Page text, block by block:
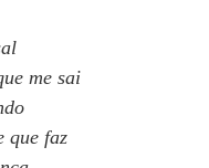
me sai
que faz